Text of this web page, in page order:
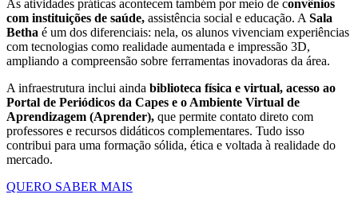
As atividades práticas acontecem também por meio de convênios
com instituições de saúde, assistência social e educação. A Sala
Betha é um dos diferenciais: nela, os alunos vivenciam experiências
com tecnologias como realidade aumentada e impressão 3D,
ampliando a compreensão sobre ferramentas inovadoras da área.
A infraestrutura inclui ainda biblioteca física e virtual, acesso ao
Portal de Periódicos da Capes e o Ambiente Virtual de
Aprendizagem (Aprender), que permite contato direto com
professores e recursos didáticos complementares. Tudo isso
contribui para uma formação sólida, ética e voltada à realidade do
mercado.
QUERO SABER MAIS